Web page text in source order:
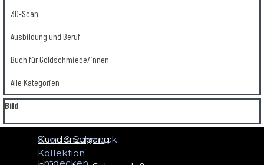
3D-Scan
Ausbildung und Beruf
Buch für Goldschmiede/innen
Alle Kategorien
Block überspringen Bild
Bild
Shop & Schmuck-
Kollektion
Kundenzugang